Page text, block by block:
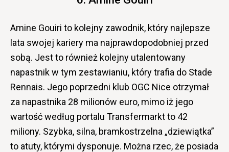
Amine Gouiri to kolejny zawodnik, który najlepsze
lata swojej kariery ma najprawdopodobniej przed
sobą. Jest to również kolejny utalentowany
napastnik w tym zestawianiu, który trafia do Stade
Rennais. Jego poprzedni klub OGC Nice otrzymał
za napastnika 28 milionów euro, mimo iż jego
wartość według portalu Transfermarkt to 42
miliony. Szybka, silna, bramkostrzelna „dziewiątka”
to atuty, którymi dysponuje. Można rzec, że posiada